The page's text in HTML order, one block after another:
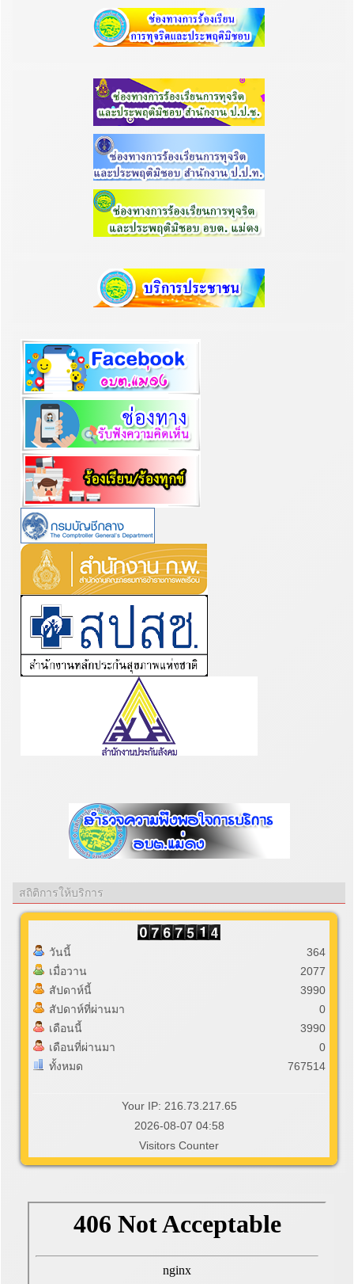
สถิติการให้บริการ
วันนี้
เมื่อวาน
สัปดาห์นี้
สัปดาห์ที่ผ่านมา
เดือนนี้
เดือนที่ผ่านมา
ทั้งหมด
364
2077
3990
0
3990
0
767514
Your IP: 216.73.217.65
2026-08-07 04:58
Visitors Counter